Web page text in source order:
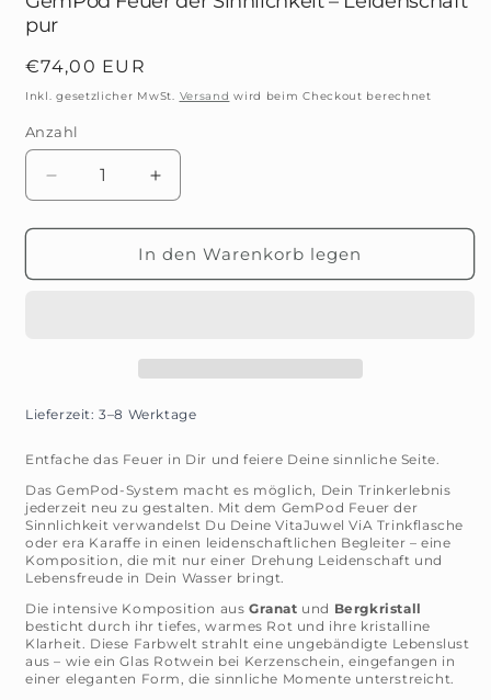
pur
Normaler
Preis
€74,00 EUR
Inkl. gesetzlicher MwSt. Versand wird beim Checkout berechnet
Anzahl
Anzahl
Verringere
die
Menge
GemPod
pur
Erhöhe
die
Menge
für
GemPod
pur
In den Warenkorb legen
Lieferzeit: 3–8 Werktage
Entfache das Feuer in Dir und feiere Deine sinnliche Seite.
Das GemPod-System macht es möglich, Dein Trinkerlebnis
jederzeit neu zu gestalten. Mit dem GemPod Feuer der
Sinnlichkeit verwandelst Du Deine VitaJuwel ViA Trinkflasche
oder era Karaffe in einen leidenschaftlichen Begleiter – eine
Komposition, die mit nur einer Drehung Leidenschaft und
Lebensfreude in Dein Wasser bringt.
Die intensive Komposition aus Granat und Bergkristall
besticht durch ihr tiefes, warmes Rot und ihre kristalline
Klarheit. Diese Farbwelt strahlt eine ungebändigte Lebenslust
aus – wie ein Glas Rotwein bei Kerzenschein, eingefangen in
einer eleganten Form, die sinnliche Momente unterstreicht.